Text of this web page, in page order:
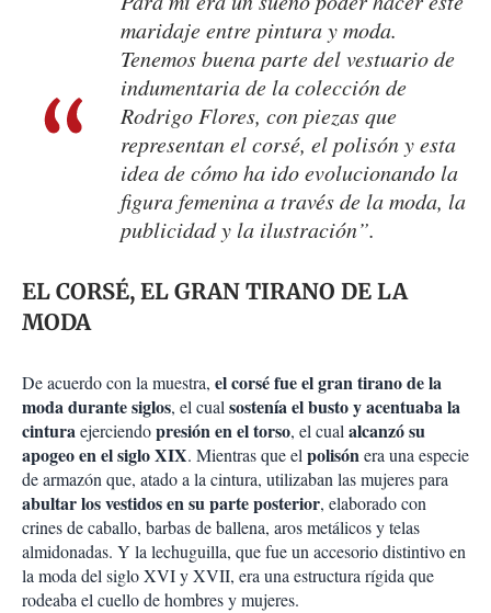
maridaje entre pintura y moda.
Tenemos buena parte del vestuario de
indumentaria de la colección de
Rodrigo Flores, con piezas que
representan el corsé, el polisón y esta
idea de cómo ha ido evolucionando la
figura femenina a través de la moda, la
publicidad y la ilustración”.
EL CORSÉ, EL GRAN TIRANO DE LA
MODA
De acuerdo con la muestra, el corsé fue el gran tirano de la
moda durante siglos, el cualsostenía el busto y acentuaba la
cinturaejerciendopresión en el torso, el cualalcanzó su
apogeo en el siglo XIX. Mientras que elpolisónera una especie
de armazón que, atado a la cintura, utilizaban las mujeres para
abultar los vestidos en su parte posterior, elaborado con
crines de caballo, barbas de ballena, aros metálicos y telas
almidonadas. Y la lechuguilla, que fue un accesorio distintivo en
la moda del siglo XVI y XVII, era una estructura rígida que
rodeaba el cuello de hombres y mujeres.